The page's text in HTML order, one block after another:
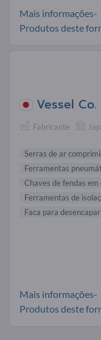
Mais informações-
Produtos deste
Vessel Co.
Fabricante
Serras de ar
Ferramentas
Chaves de fendas em
Ferramentas de
Faca para
Mais informações-
Produtos deste